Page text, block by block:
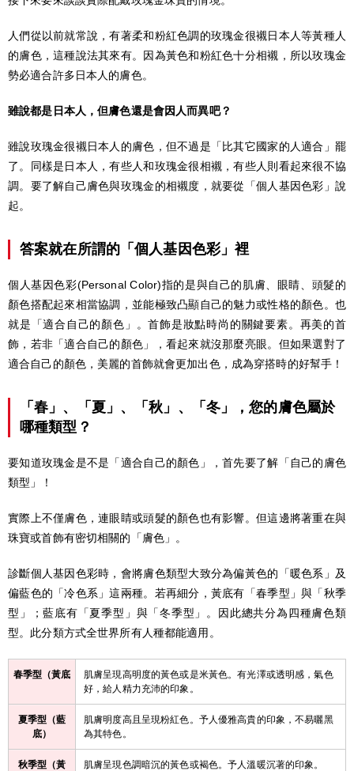
人們從以前就常說，有著柔和粉紅色調的玫瑰金很襯日本人等黃種人
的膚色，這種說法其來有。因為黃色和粉紅色十分相襯，所以玫瑰金
勢必適合許多日本人的膚色。
雖說都是日本人，但膚色還是會因人而異吧？
雖說玫瑰金很襯日本人的膚色，但不過是「比其它國家的人適合」罷
了。同樣是日本人，有些人和玫瑰金很相襯，有些人則看起來很不協
調。要了解自己膚色與玫瑰金的相襯度，就要從「個人基因色彩」說
起。
答案就在所謂的「個人基因色彩」裡
個人基因色彩(Personal Color)指的是與自己的肌膚、眼睛、頭髮的
顏色搭配起來相當協調，並能極致凸顯自己的魅力或性格的顏色。也
就是「適合自己的顏色」。首飾是妝點時尚的關鍵要素。再美的首
飾，若非「適合自己的顏色」，看起來就沒那麼亮眼。但如果選對了
適合自己的顏色，美麗的首飾就會更加出色，成為穿搭時的好幫手！
「春」、「夏」、「秋」、「冬」，您的膚色屬於
哪種類型？
要知道玫瑰金是不是「適合自己的顏色」，首先要了解「自己的膚色
類型」！
實際上不僅膚色，連眼睛或頭髮的顏色也有影響。但這邊將著重在與
珠寶或首飾有密切相關的「膚色」。
診斷個人基因色彩時，會將膚色類型大致分為偏黃色的「暖色系」及
偏藍色的「冷色系」這兩種。若再細分，黃底有「春季型」與「秋季
型」；藍底有「夏季型」與「冬季型」。因此總共分為四種膚色類
型。此分類方式全世界所有人種都能適用。
春季型（黃底
肌膚呈現高明度的黃色或是米黃色。有光澤或透明感，氣色
好，給人精力充沛的印象。
夏季型（藍
底）
肌膚明度高且呈現粉紅色。予人優雅高貴的印象，不易曬黑
為其特色。
秋季型（黃
肌膚呈現色調暗沉的黃色或褐色。予人溫暖沉著的印象。